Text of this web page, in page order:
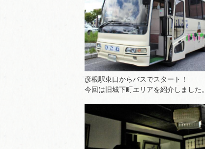
彦根駅東口からバスでスタート！
今回は旧城下町エリアを紹介しました。